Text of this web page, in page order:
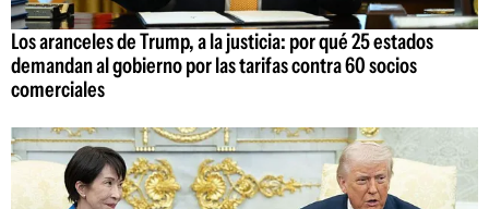
Los aranceles de Trump, a la justicia: por qué 25 estados
demandan al gobierno por las tarifas contra 60 socios
comerciales